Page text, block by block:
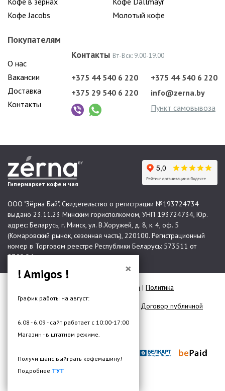
Кофе Jacobs
Молотый кофе
Покупателям
О нас
Вакансии
Доставка
Контакты
Контакты Вт-Вск: 9.00-19.00
+375 44 540 6 220
+375 29 540 6 220
+375 44 540 6 220
info@zerna.by
Пункт самовывоза
Гипермаркет кофе и чая
ООО "Зёрна Бай". Свидетельство о регистрации №193724734
выдано 23.11.23 Минским горисполкомом, УНП 193724734, Юр.
адрес: Беларусь, г. Минск, ул. В.Хоружей, д. 8, к. 4, оф. 5
(Комаровский рынок, сезонная часть), 220100. Регистрационный
номер в Торговом реестре Республики Беларусь: 573511 от
07.02.24.
Карта сайта | Политика
конфиденциальности
Договор публичной
Разработка сайта —DMW.BY
×
! Amigos !
График работы на август:
6.08 - 6.09 - сайт работает с 10:00-17:00
Магазин - в штатном режиме.
Получи шанс выйграть кофемашину!
Подробнее ТУТ